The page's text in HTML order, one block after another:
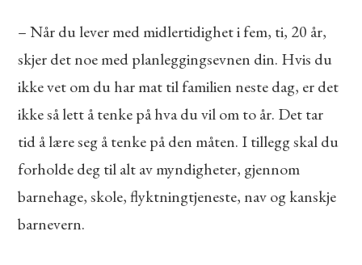
– Når du lever med midlertidighet i fem, ti, 20 år,
skjer det noe med planleggingsevnen din. Hvis du
ikke vet om du har mat til familien neste dag, er det
ikke så lett å tenke på hva du vil om to år. Det tar
tid å lære seg å tenke på den måten. I tillegg skal du
forholde deg til alt av myndigheter, gjennom
barnehage, skole, flyktningtjeneste, nav og kanskje
barnevern.